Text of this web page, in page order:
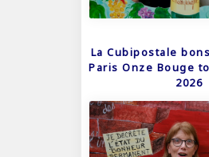
La Cubipostale
Paris Onze Bouge
2026